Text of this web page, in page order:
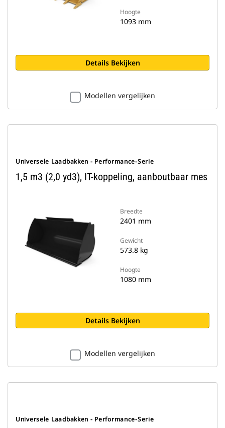
Hoogte
1093 mm
Details Bekijken
Modellen vergelijken
Universele Laadbakken - Performance-Serie
1,5 m3 (2,0 yd3), IT-koppeling, aanboutbaar mes
Breedte
2401 mm
Gewicht
573.8 kg
Hoogte
1080 mm
Details Bekijken
Modellen vergelijken
Universele Laadbakken - Performance-Serie